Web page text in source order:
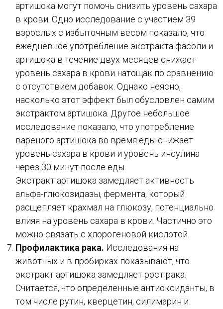
артишока могут помочь снизить уровень сахара
в крови. Одно исследование с участием 39
взрослых с избыточным весом показало, что
ежедневное употребление экстракта фасоли и
артишока в течение двух месяцев снижает
уровень сахара в крови натощак по сравнению
с отсутствием добавок. Однако неясно,
насколько этот эффект был обусловлен самим
экстрактом артишока. Другое небольшое
исследование показало, что употребление
вареного артишока во время еды снижает
уровень сахара в крови и уровень инсулина
через 30 минут после еды.
Экстракт артишока замедляет активность
альфа-глюкозидазы, фермента, который
расщепляет крахмал на глюкозу, потенциально
влияя на уровень сахара в крови. Частично это
можно связать с хлорогеновой кислотой.
Профилактика рака. Исследования на
животных и в пробирках показывают, что
экстракт артишока замедляет рост рака.
Считается, что определенные антиоксиданты, в
том числе рутин, кверцетин, силимарин и